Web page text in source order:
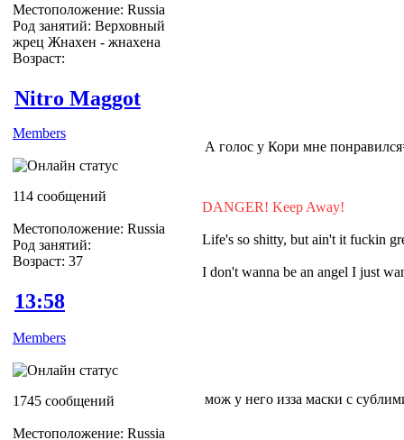
Местоположение: Russia
Род занятий: Верховный
жрец Жнахен - жнахена
Возраст:
Nitro Maggot
Members
114 сообщений
Местоположение: Russia
Род занятий:
Возраст: 37
А голос у Кори мне
DANGER! Keep Away!
Life's so shitty, but ain't it fuckin
I don't wanna be an angel I just
13:58
Members
1745 сообщений
Местоположение: Russia
мож у него изза маски с